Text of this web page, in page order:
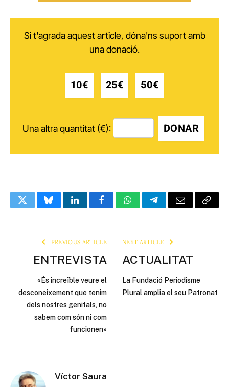
Si t'agrada aquest article, dóna'ns suport amb
una donació.
10€ 25€ 50€
Una altra quantitat (€): DONAR
TwitterBlueskyLinkedInFacebookWhatsAppTelegramEmail Copy
PREVIOUS ARTICLE
ENTREVISTA
«És increïble veure el
desconeixement que tenim
dels nostres genitals, no
sabem com són ni com
funcionen»
NEXT ARTICLE
ACTUALITAT
La Fundació Periodisme
Plural amplia el seu Patronat
Víctor Saura